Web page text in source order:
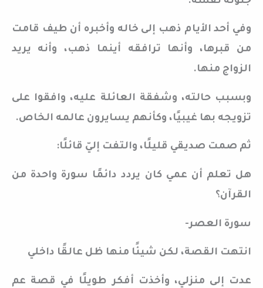
وفي أحد الأيام ذهب إلى خاله وأخبره أن طيف قامت
من قبرها، وأنها ترافقه أينما ذهب، وأنه يريد
الزواج منها.
وبسبب حالته، وشفقة العائلة عليه، وافقوا على
تزويجه بها غيبيًا، وكأنهم يسايرون عالمه الخاص.
ثم صمت صديقي قليلًا، والتفت إليّ قائلًا:
هل تعلم أن عمي كان يردد دائمًا سورة واحدة من
القرآن؟
سورة العصر-
انتهت القصة، لكن شيئًا منها ظل عالقًا داخلي
عدت إلى منزلي، وأخذت أفكر طويلًا في قصة عم